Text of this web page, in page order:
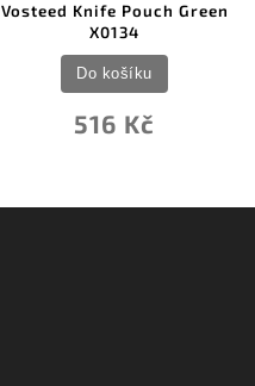
Vosteed Knife Pouch Green
X0134
516 Kč
Do košíku